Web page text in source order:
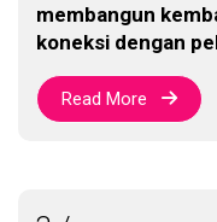
membangun
koneksi dengan
Read More